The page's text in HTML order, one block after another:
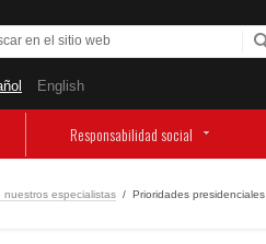
English
Responsabilidad social
nuestros especialistas / Prioridades presidenciales